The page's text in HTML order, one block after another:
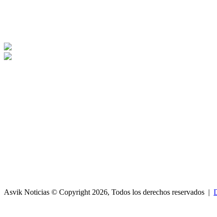
Asvik Noticias © Copyright 2026, Todos los derechos reservados |